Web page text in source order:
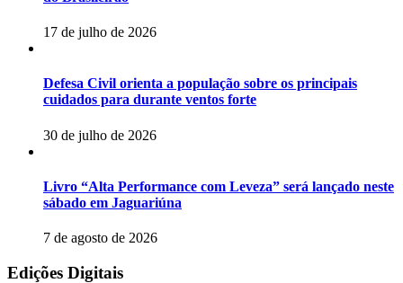
17 de julho de 2026
Defesa Civil orienta a população sobre os principais
cuidados para durante ventos forte
30 de julho de 2026
Livro “Alta Performance com Leveza” será lançado neste
sábado em Jaguariúna
7 de agosto de 2026
Edições Digitais